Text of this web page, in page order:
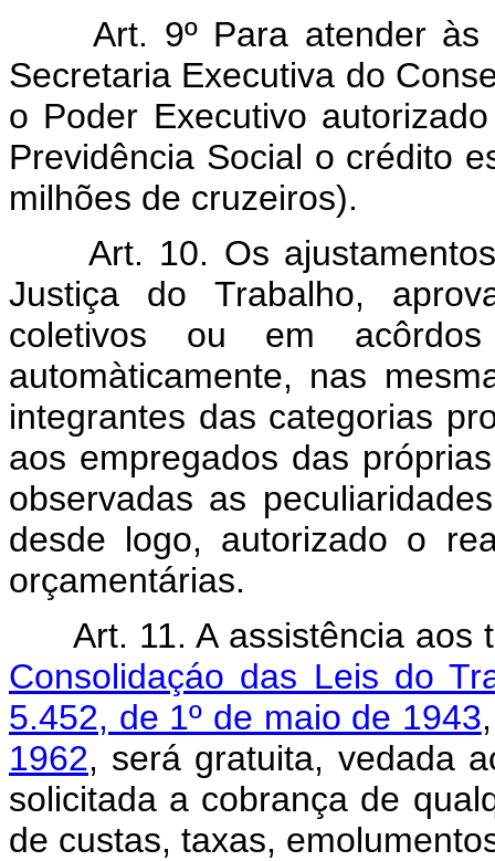
Art. 9º Para atender
Secretaria Executiva do
o Poder Executivo
Previdência Social o crédito
milhões de cruzeiros).
Art. 10. Os
Justiça do Trabalho,
coletivos ou em acôrdos
automàticamente, nas
integrantes das categorias
aos empregados das
observadas as
desde logo, autorizado o
orçamentárias.
Art. 11. A assistência
Consolidaçáo das Leis do
5.452, de 1º de maio de 1943
1962, será gratuita, vedada
solicitada a cobrança de
de custas, taxas,